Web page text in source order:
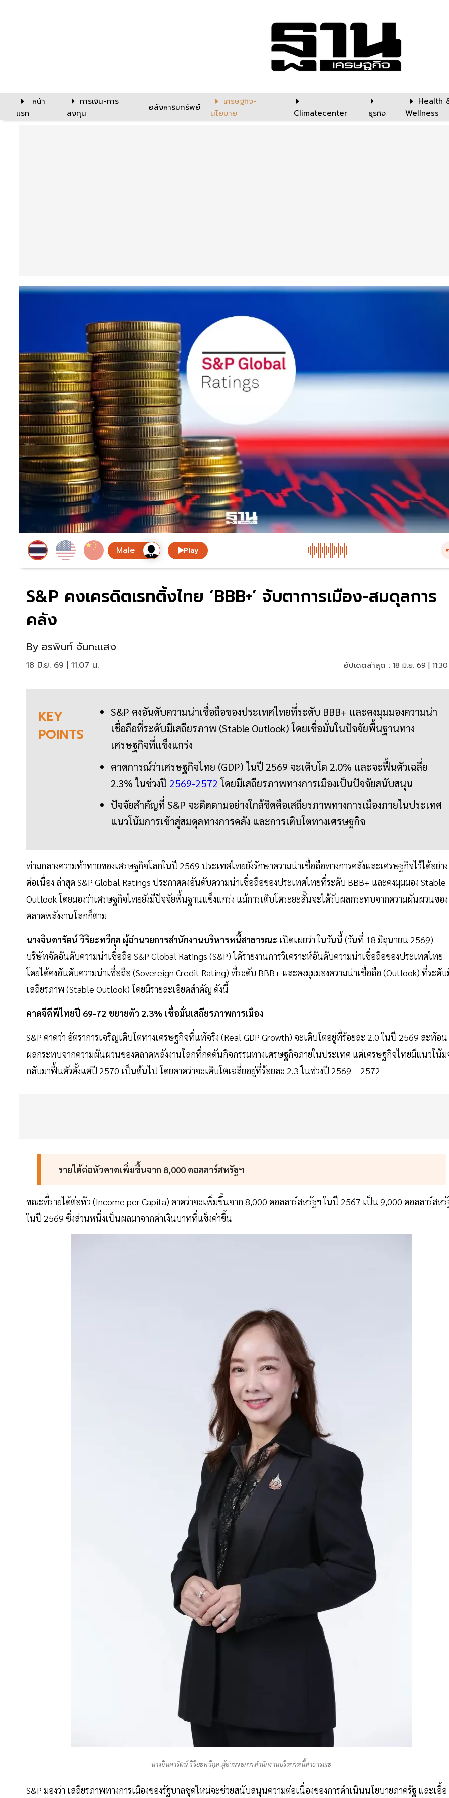
หน้า
แรก
การเงิน-การ
ลงทุน
อสังหาริมทรัพย์
เศรษฐกิจ-
นโยบาย
Climatecenter ธุรกิจ
Health
Wellness
Play
S&P คงเครดิตเรทติ้งไทย ‘BBB+’ จับตาการเมือง-สมดุลการ
คลัง
By อรพินท์ จันทะแสง
18 มิ.ย. 69 | 11:07 น. อัปเดตล่าสุด : 18 มิ.ย. 69 |
KEY
POINTS
S&P คงอันดับความน่าเชื่อถือของประเทศไทยที่ระดับ BBB+ และคงมุมมองความน่า
เชื่อถือที่ระดับมีเสถียรภาพ (Stable Outlook) โดยเชื่อมั่นในปัจจัยพื้นฐานทาง
เศรษฐกิจที่แข็งแกร่ง
คาดการณ์ว่าเศรษฐกิจไทย (GDP) ในปี 2569 จะเติบโต 2.0% และจะฟื้นตัวเฉลี่ย
2.3% ในช่วงปี 2569-2572โดยมีเสถียรภาพทางการเมืองเป็นปัจจัยสนับสนุน
ปัจจัยสำคัญที่ S&P จะติดตามอย่างใกล้ชิดคือเสถียรภาพทางการเมืองภายในประเทศ
แนวโน้มการเข้าสู่สมดุลทางการคลัง และการเติบโตทางเศรษฐกิจ
ท่ามกลางความท้าทายของเศรษฐกิจโลกในปี 2569 ประเทศไทยยังรักษาความน่าเชื่อถือทางการคลังและเศรษฐกิจไว้ได้อย่าง
ต่อเนื่อง ล่าสุด S&P Global Ratings ประกาศคงอันดับความน่าเชื่อถือของประเทศไทยที่ระดับ BBB+ และคงมุมมอง Stable
Outlook โดยมองว่าเศรษฐกิจไทยยังมีปัจจัยพื้นฐานแข็งแกร่ง แม้การเติบโตระยะสั้นจะได้รับผลกระทบจากความผันผวนของ
ตลาดพลังงานโลกก็ตาม
นางจินดารัตน์ วิริยะทวีกุล ผู้อำนวยการสำนักงานบริหารหนี้สาธารณะ เปิดเผยว่า ในวันนี้ (วันที่ 18 มิถุนายน 2569)
บริษัทจัดอันดับความน่าเชื่อถือ S&P Global Ratings (S&P) ได้รายงานการวิเคราะห์อันดับความน่าเชื่อถือของประเทศไทย
โดยได้คงอันดับความน่าเชื่อถือ (Sovereign Credit Rating) ที่ระดับ BBB+ และคงมุมมองความน่าเชื่อถือ (Outlook) ที่ระดั
เสถียรภาพ (Stable Outlook) โดยมีรายละเอียดสำคัญ ดังนี้
คาดจีดีพีไทยปี 69-72 ขยายตัว 2.3% เชื่อมั่นเสถียรภาพการเมือง
S&P คาดว่า อัตราการเจริญเติบโตทางเศรษฐกิจที่แท้จริง (Real GDP Growth) จะเติบโตอยู่ที่ร้อยละ 2.0 ในปี 2569 สะท้อน
ผลกระทบจากความผันผวนของตลาดพลังงานโลกที่กดดันกิจกรรมทางเศรษฐกิจภายในประเทศ แต่เศรษฐกิจไทยมีแนวโน้ม
กลับมาฟื้นตัวตั้งแต่ปี 2570 เป็นต้นไป โดยคาดว่าจะเติบโตเฉลี่ยอยู่ที่ร้อยละ 2.3 ในช่วงปี 2569 – 2572
รายได้ต่อหัวคาดเพิ่มขึ้นจาก 8,000 ดอลลาร์สหรัฐฯ
ขณะที่รายได้ต่อหัว (Income per Capita) คาดว่าจะเพิ่มขึ้นจาก 8,000 ดอลลาร์สหรัฐฯ ในปี 2567 เป็น 9,000 ดอลลาร์สหรั
ในปี 2569 ซึ่งส่วนหนึ่งเป็นผลมาจากค่าเงินบาทที่แข็งค่าขึ้น
นางจินดารัตน์ วิริยะทวีกุล ผู้อำนวยการสำนักงานบริหารหนี้สาธารณะ
S&P มองว่า เสถียรภาพทางการเมืองของรัฐบาลชุดใหม่จะช่วยสนับสนุนความต่อเนื่องของการดำเนินนโยบายภาครัฐ และเอื้อ